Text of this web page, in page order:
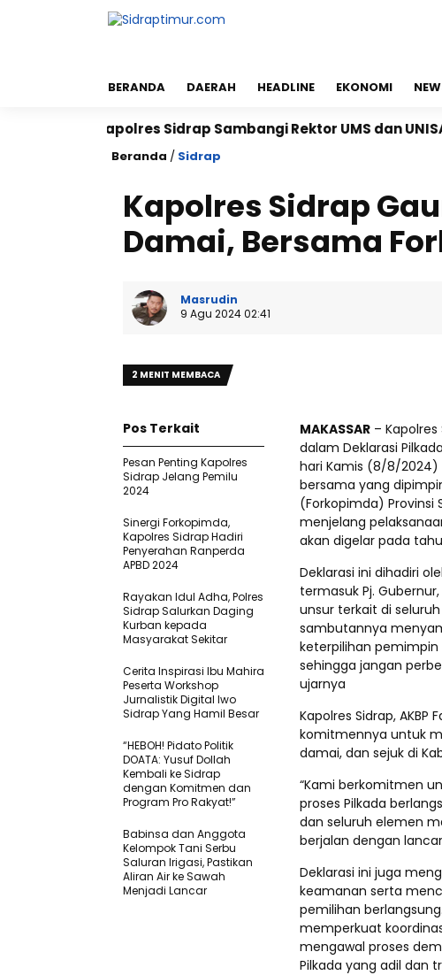
BERANDA DAERAH HEADLINE EKONOMI
Kapolres Sidrap Sambangi Rektor UMS dan UNISAN,
Beranda / Sidrap
Kapolres Sidrap
Damai, Bersama
Masrudin
9 Agu 2024 02:41
2 MENIT MEMBACA
MAKASSAR –
dalam Deklarasi
hari Kamis (8/8/2024)
bersama yang
(Forkopimda) Provinsi
menjelang
akan digelar pada
Deklarasi ini dihadiri
termasuk Pj.
unsur terkait di
sambutannya
keterpilihan
sehingga jangan
ujarnya
Kapolres Sidrap,
komitmennya untuk
damai, dan sejuk di
“Kami berkomitmen
proses Pilkada
dan seluruh elemen
berjalan dengan
Deklarasi ini juga
keamanan serta
pemilihan
memperkuat
mengawal proses
Pilkada yang adil dan
Pos Terkait
Pesan Penting Kapolres
Sidrap Jelang Pemilu
2024
Sinergi Forkopimda,
Kapolres Sidrap Hadiri
Penyerahan Ranperda
APBD 2024
Rayakan Idul Adha, Polres
Sidrap Salurkan Daging
Kurban kepada
Masyarakat Sekitar
Cerita Inspirasi Ibu Mahira
Peserta Workshop
Jurnalistik Digital Iwo
Sidrap Yang Hamil Besar
“HEBOH! Pidato Politik
DOATA: Yusuf Dollah
Kembali ke Sidrap
dengan Komitmen dan
Program Pro Rakyat!”
Babinsa dan Anggota
Kelompok Tani Serbu
Saluran Irigasi, Pastikan
Aliran Air ke Sawah
Menjadi Lancar